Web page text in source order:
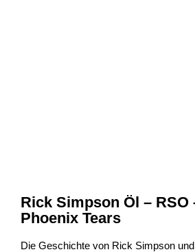
Rick Simpson Öl – RSO
Phoenix Tears
Die Geschichte von Rick Simpson